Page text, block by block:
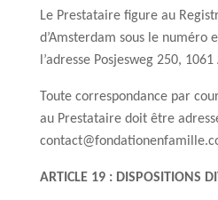
Le Prestataire figure au
d’Amsterdam sous le numéro
l’adresse Posjesweg 250,
Toute correspondance par
au Prestataire doit être
ARTICLE 19 : DISPOSITIONS